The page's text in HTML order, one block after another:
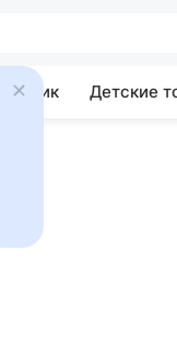
Детские